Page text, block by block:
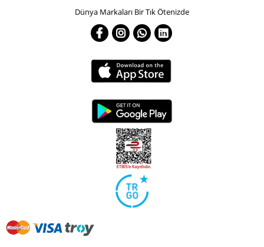
Dünya Markaları Bir Tık Ötenizde